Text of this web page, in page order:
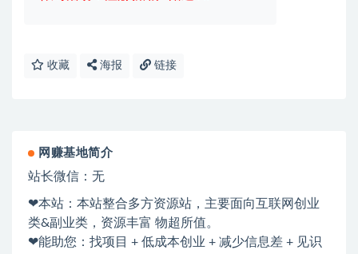
收藏 海报 链接
网赚基地简介
站长微信：无
❤本站：本站整合多方资源站，主要面向互联网创业
类&副业类，资源丰富 物超所值。
❤能助您：找项目 + 低成本创业 + 减少信息差 + 见识